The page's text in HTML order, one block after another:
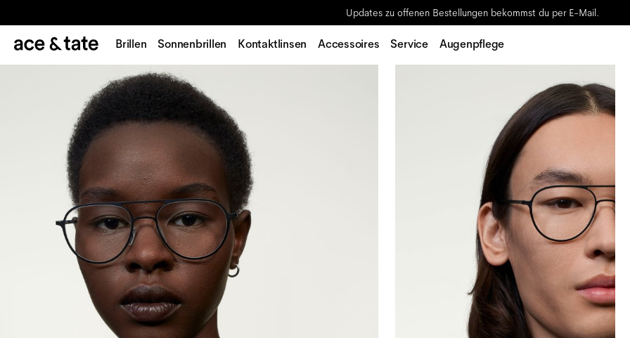
Updates zu offenen Bestellungen bekommst du per E-Mail.
Brillen Sonnenbrillen Kontaktlinsen Accessoires Service Augenpflege